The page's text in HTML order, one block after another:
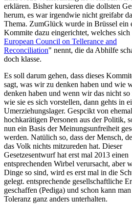
erklären. Bisher kursieren die dollsten
herum, es war irgendwie nicht greifabr
Thema. ZumGlück wurde in Brüssel ein
Kommite dazu eingerichtet, welches sich
European Council on Tellerance and
Reconciliation" nennt, die da Abhilfe
doch klasse.
Es soll darum gehen, dass dieses
sagt, was wir zu denken haben und wie
denken haben und wenn wir das nicht so
wie sie es sich vorstellen, dann gehts in
Umerziehungslager. Gespcikt von
hochkarätigen Personen aus der Politik,
nun ein Basis der Meinungsunfreiheit
werden. Natülich so, dass der Mensch,
das Volk nichts mitzureden hat. Dieser
Gesetzesentwurf hat erst mal 2013 einen
entsprechenden Wirbel verursacht, aber
Dinge so sind, wird es erst mal in die
gelegt. entsprechende gesellschaftliche
geschaffen (Pediga) und schon kann
Toleranz ganz anders unterhalten.